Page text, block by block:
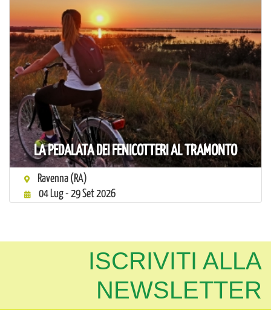
LA PEDALATA DEI FENICOTTERI AL TRAMONTO
Ravenna (RA)
04 Lug - 29 Set 2026
ISCRIVITI ALLA
NEWSLETTER